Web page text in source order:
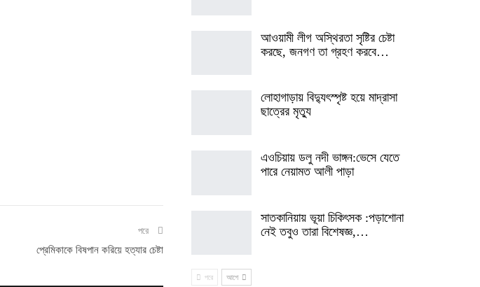
পরে
প্রেমিকাকে বিষপান করিয়ে হত্যার চেষ্টা
আওয়ামী লীগ অস্থিরতা সৃষ্টির চেষ্টা
করছে, জনগণ তা গ্রহণ করবে…
লোহাগাড়ায় বিদ্যুৎস্পৃষ্ট হয়ে মাদ্রাসা
ছাত্রের মৃত্যু
এওচিয়ায় ডলু নদী ভাঙ্গন:ভেসে যেতে
পারে নেয়ামত আলী পাড়া
সাতকানিয়ায় ভূয়া চিকিৎসক :পড়াশোনা
নেই তবুও তারা বিশেষজ্ঞ,…
পরে আগে